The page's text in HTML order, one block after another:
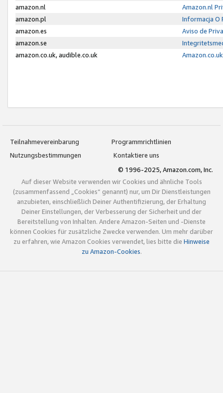
amazon.nl
Amazon.nl
amazon.pl
Informacja O
amazon.es
Aviso de
amazon.se
amazon.co.uk, audible.co.uk
Teilnahmevereinbarung
Programmrichtlinien
Nutzungsbestimmungen
Kontaktiere uns
© 1996-2025, Amazon.com, Inc.
Auf dieser Website verwenden wir Cookies und ähnliche Tools
(zusammenfassend „Cookies“ genannt) nur, um Dir Dienstleistungen
anzubieten, einschließlich Deiner Authentifizierung, der Erhaltung
Deiner Einstellungen, der Verbesserung der Sicherheit und der
Bereitstellung von Inhalten. Andere Amazon-Seiten und -Dienste
können Cookies für zusätzliche Zwecke verwenden. Um mehr darüber
zu erfahren, wie Amazon Cookies verwendet, lies bitte die Hinweise
zu Amazon-Cookies.